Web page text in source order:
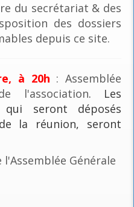
du secrétariat & des
des dossiers
depuis ce site.
à 20h : Assemblée
l'association. Les
qui seront déposés
la réunion, seront
Générale